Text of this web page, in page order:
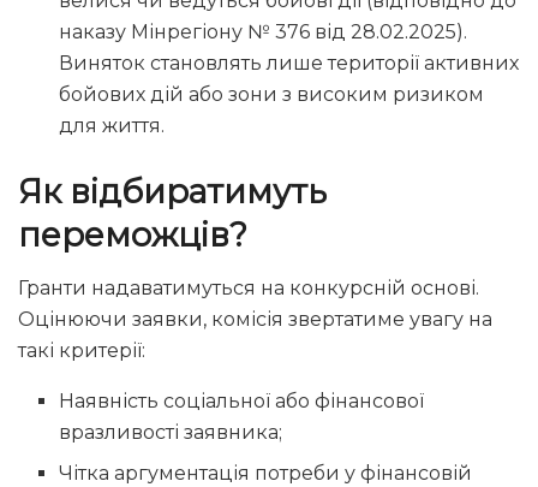
наказу Мінрегіону № 376 від 28.02.2025).
Виняток становлять лише території активних
бойових дій або зони з високим ризиком
для життя.
Як відбиратимуть
переможців?
Гранти надаватимуться на конкурсній основі.
Оцінюючи заявки, комісія звертатиме увагу на
такі критерії:
Наявність соціальної або фінансової
вразливості заявника;
Чітка аргументація потреби у фінансовій